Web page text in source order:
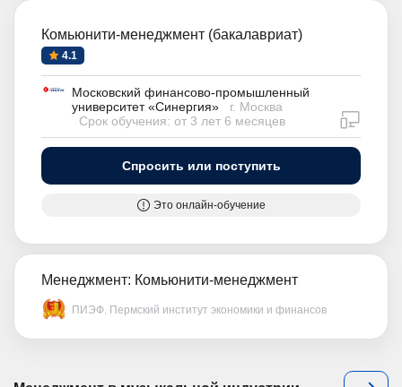
Комьюнити-менеджмент (бакалавриат)
4.1
Московский финансово-промышленный
университет «Синергия»
г. Москва
Срок обучения: от 3 лет 6 месяцев
Спросить или поступить
Это онлайн-обучение
Менеджмент: Комьюнити-менеджмент
ПИЭФ. Пермский институт экономики и финансов